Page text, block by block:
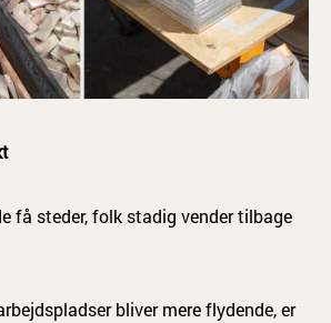
få steder, folk stadig vender tilbage
bliver mere flydende, er